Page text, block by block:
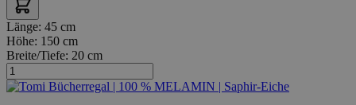
Länge: 45 cm
Höhe: 150 cm
Breite/Tiefe: 20 cm